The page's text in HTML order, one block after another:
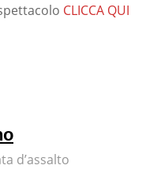
CLICCA QUI
d’assalto